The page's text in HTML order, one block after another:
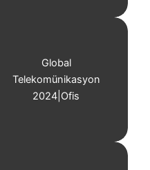
Global
Telekomünikasyon
2024 Ofis